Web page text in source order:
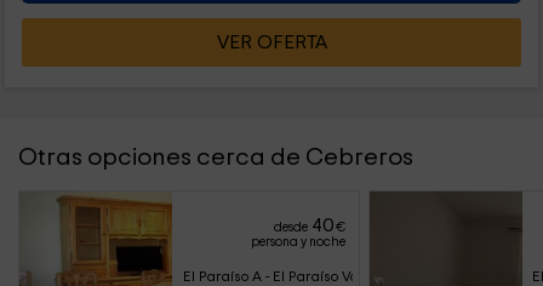
VER OFERTA
Otras opciones cerca de Cebreros
desde 40€
persona y noche
El Paraíso A - El Paraíso Valle de Iruelas